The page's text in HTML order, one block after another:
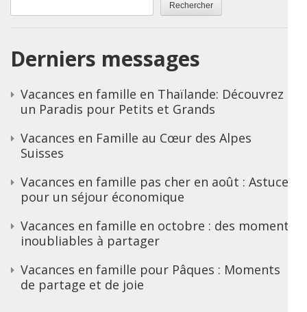
Rechercher
Derniers messages
Vacances en famille en Thaïlande: Découvrez
un Paradis pour Petits et Grands
Vacances en Famille au Cœur des Alpes
Suisses
Vacances en famille pas cher en août : Astuces
pour un séjour économique
Vacances en famille en octobre : des moments
inoubliables à partager
Vacances en famille pour Pâques : Moments
de partage et de joie